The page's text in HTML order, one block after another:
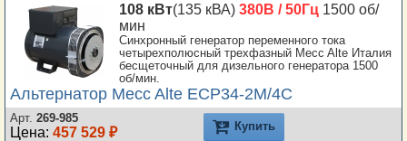
108 кВт(135 кВА) 380В / 50Гц 1500 об/
мин
Синхронный генератор переменного тока
четырехполюсный трехфазный Mecc Alte Италия
бесщеточный для дизельного генератора 1500
об/мин.
Альтернатор Mecc Alte ECP34-2M/4C
Арт. 269-985
Цена: 457 529 ₽ Купить